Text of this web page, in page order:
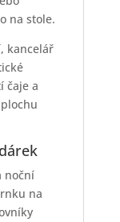
na stole.
kancelář
čaje a
noční
na